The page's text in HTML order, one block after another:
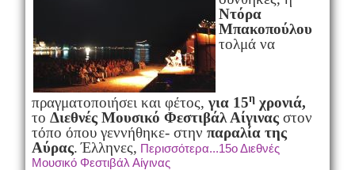
Ντόρα
Μπακοπούλου
τολμά να
πραγματοποιήσει και φέτος, για 15ηχρονιά,
το Διεθνές Μουσικό Φεστιβάλ Αίγιναςστον
τόπο όπου γεννήθηκε- στην παραλία της
Αύρας. Έλληνες, Περισσότερα...15ο Διεθνές
Μουσικό Φεστιβάλ Αίγινας